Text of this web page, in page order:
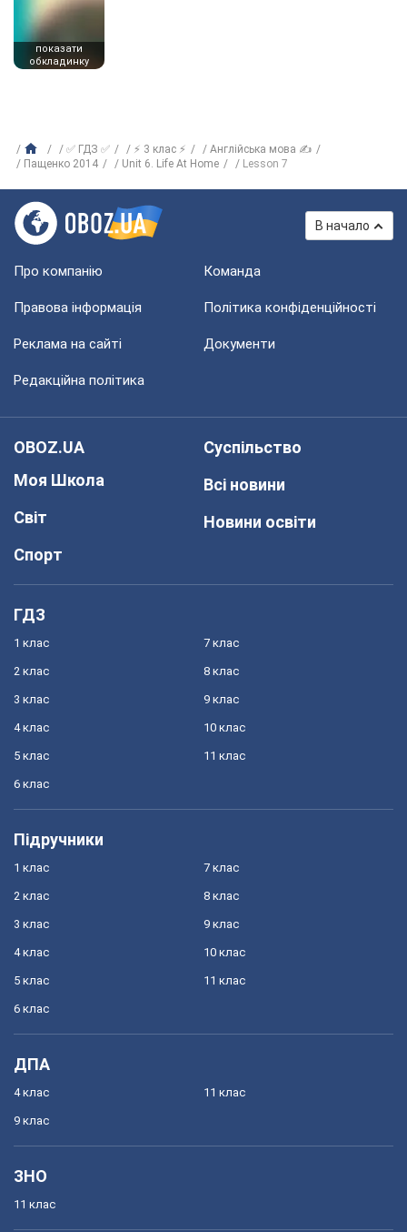
показати
обкладинку
✅ ГДЗ ✅ ⚡ 3 клас ⚡
Англійська мова ✍
Пащенко 2014
Unit 6. Life At Home Lesson 7
В начало
Про компанію Команда
Правова інформація Політика конфіденційності
Реклама на сайті Документи
Редакційна політика
OBOZ.UA
Моя Школа
Світ
Спорт
Суспільство
Всі новини
Новини освіти
ГДЗ
1 клас
2 клас
3 клас
4 клас
5 клас
6 клас
7 клас
8 клас
9 клас
10 клас
11 клас
Підручники
1 клас
2 клас
3 клас
4 клас
5 клас
6 клас
7 клас
8 клас
9 клас
10 клас
11 клас
ДПА
4 клас
9 клас
11 клас
ЗНО
11 клас